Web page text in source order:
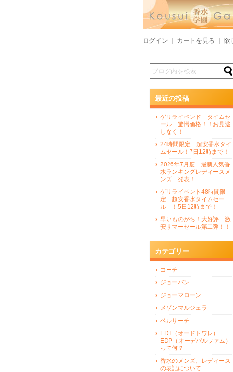
ログイン カートを見る 欲
最近の投稿
ゲリライベンド タイムセ
ール 驚愕価格！！お見逃
しなく！
24時間限定 超安香水タイ
ムセール！7日12時まで！
2026年7月度 最新人気香
水ランキングレディースメ
ンズ 発表！
ゲリライベント48時間限
定 超安香水タイムセー
ル！！5日12時まで！
早いものがち！大好評 激
安サマーセール第二弾！！
カテゴリー
コーチ
ジョーバン
ジョーマローン
メゾンマルジェラ
ベルサーチ
EDT（オードトワレ）
EDP（オーデパルファム）
って何？
香水のメンズ、レディース
の表記について